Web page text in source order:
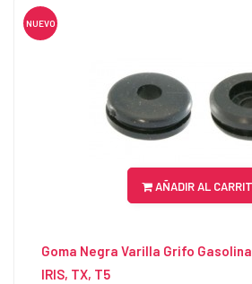
NUEVO
AÑADIR AL
Goma Negra Varilla Grifo
IRIS, TX, T5